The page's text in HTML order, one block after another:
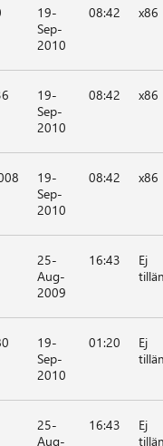
19-
Sep-
2010
08:42 x86
19-
Sep-
2010
08:42 x86
19-
Sep-
2010
08:42 x86
25-
Aug-
2009
16:43
Ej
19-
Sep-
2010
01:20
Ej
25-
Aug-
16:43
Ej